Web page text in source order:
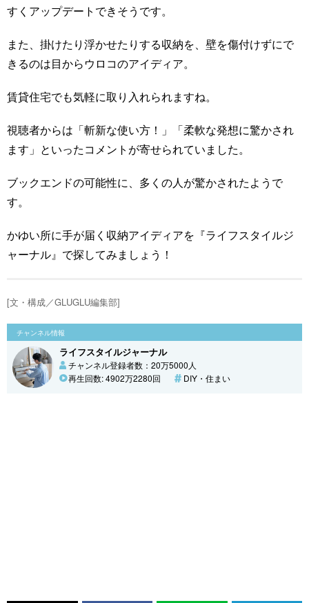
すくアップデートできそうです。
また、掛けたり浮かせたりする収納を、壁を傷付けずにで
きるのは目からウロコのアイディア。
賃貸住宅でも気軽に取り入れられますね。
視聴者からは「斬新な使い方！」「柔軟な発想に驚かされ
ます」といったコメントが寄せられていました。
ブックエンドの可能性に、多くの人が驚かされたようで
す。
かゆい所に手が届く収納アイディアを『ライフスタイルジ
ャーナル』で探してみましょう！
[文・構成／GLUGLU編集部]
チャンネル情報
ライフスタイルジャーナル
チャンネル登録者数：20万5000人
再生回数: 4902万2280回
DIY・住まい